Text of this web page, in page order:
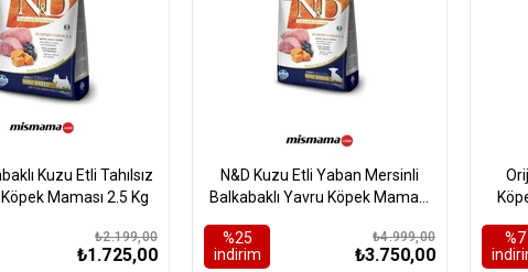
Kuzu Etli Tahılsız
Maması 2.5 Kg
₺1.725,00
₺2.199,00
N&D Kuzu Etli Yaban Mersinli
Balkabaklı Yavru Köpek Maması
%25
i̇ndirim
₺3.750,00
₺4.999,00
%7